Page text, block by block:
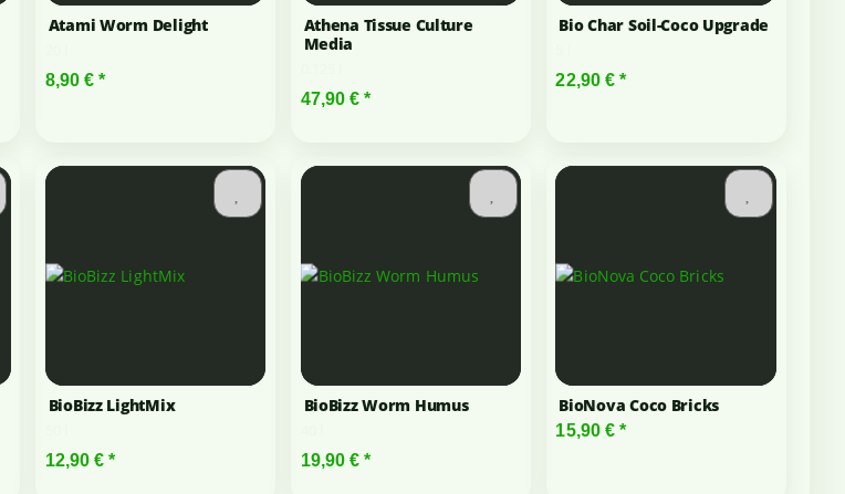
Atami Worm Delight
8,90 €*
Athena Tissue Culture
Media
47,90 €*
Bio Char Soil-Coco Upgrade
22,90 €*
BioBizz LightMix
12,90 €*
BioBizz Worm Humus
19,90 €*
BioNova Coco Bricks
15,90 €*